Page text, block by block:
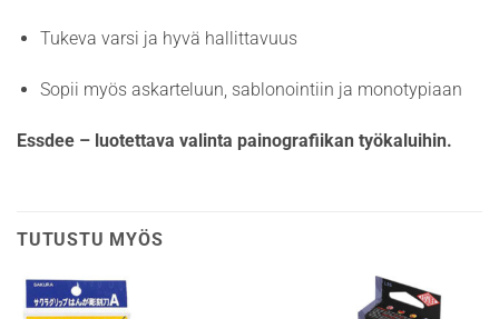
Tukeva varsi ja hyvä hallittavuus
Sopii myös askarteluun, sablonointiin ja monotypiaan
Essdee – luotettava valinta painografiikan työkaluihin.
TUTUSTU MYÖS